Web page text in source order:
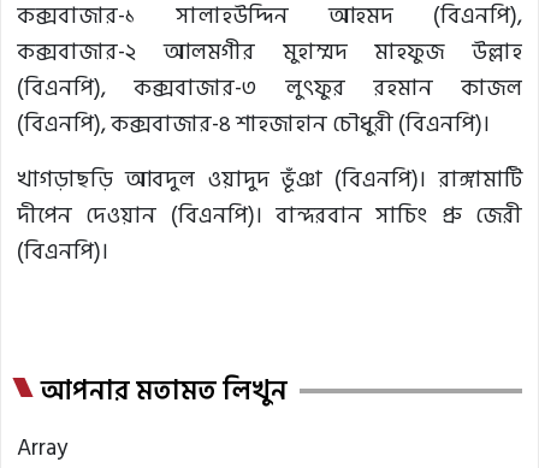
কক্সবাজার-১ সালাহউদ্দিন আহমদ (বিএনপি),
কক্সবাজার-২ আলমগীর মুহাম্মদ মাহফুজ উল্লাহ
(বিএনপি), কক্সবাজার-৩ লুৎফুর রহমান কাজল
(বিএনপি), কক্সবাজার-৪ শাহজাহান চৌধুরী (বিএনপি)।
খাগড়াছড়ি আবদুল ওয়াদুদ ভূঁঞা (বিএনপি)। রাঙ্গামাটি
দীপেন দেওয়ান (বিএনপি)। বান্দরবান সাচিং প্রু জেরী
(বিএনপি)।
আপনার মতামত লিখুন
Array